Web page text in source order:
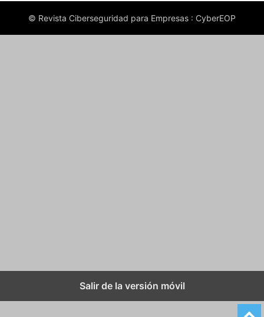
© Revista Ciberseguridad para Empresas : CyberEOP
Salir de la versión móvil